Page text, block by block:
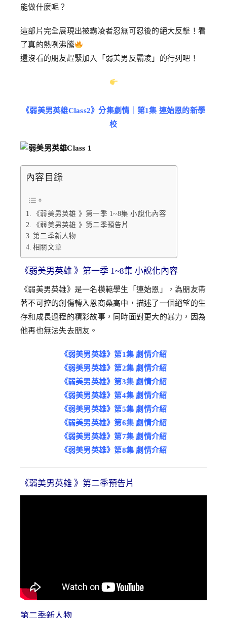
能做什麼呢？
這部片完全展現出被霸凌者忍無可忍後的絕大反擊！看
了真的熱咧沸騰
還沒看的朋友趕緊加入「弱美男反霸凌」的行列吧！
《弱美男英雄Class2》分集劇情｜第1集 連始恩的新學
校
內容目錄
《弱美男英雄 》第一季 1~8集 小說化內容
《弱美男英雄 》第二季預告片
第二季新人物
相關文章
《弱美男英雄 》第一季 1~8集 小說化內容
《弱美男英雄》是一名模範學生「連始恩」，為朋友帶
著不可控的創傷轉入恩商桑高中，描述了一個絕望的生
存和成長過程的精彩故事，同時面對更大的暴力，因為
他再也無法失去朋友。
《弱美男英雄》第1集 劇情介紹
《弱美男英雄》第2集 劇情介紹
《弱美男英雄》第3集 劇情介紹
《弱美男英雄》第4集 劇情介紹
《弱美男英雄》第5集 劇情介紹
《弱美男英雄》第6集 劇情介紹
《弱美男英雄》第7集 劇情介紹
《弱美男英雄》第8集 劇情介紹
《弱美男英雄 》 第二季預告片
第二季新人物